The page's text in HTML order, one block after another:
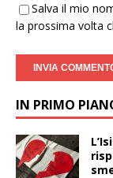
Salva il mio
la prossima volta
IN PRIMO